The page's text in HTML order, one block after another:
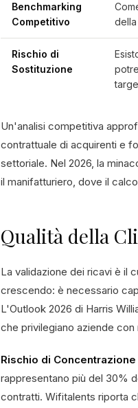
Benchmarking
Competitivo
Rischio di
Sostituzione
Un'analisi competitiva
contrattuale di acquirenti e
settoriale. Nel 2026, la
il manifatturiero, dove il
Qualità della
La validazione dei ricavi è il
crescendo: è necessario
L'Outlook 2026 di Harris
che privilegiano aziende
Rischio di
rappresentano più del 30%
contratti. Wifitalents riporta